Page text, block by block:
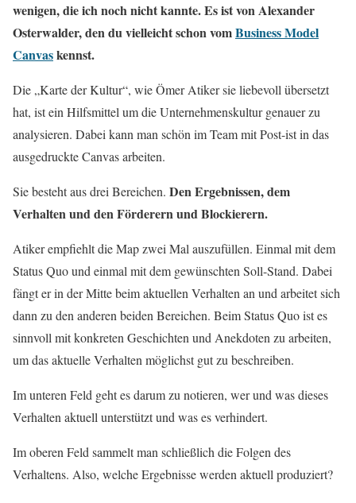
wenigen, die ich noch nicht kannte. Es ist von Alexander
Osterwalder, den du vielleicht schon vomBusiness Model
Canvaskennst.
Die „Karte der Kultur“, wie Ömer Atiker sie liebevoll übersetzt
hat, ist ein Hilfsmittel um die Unternehmenskultur genauer zu
analysieren. Dabei kann man schön im Team mit Post-ist in das
ausgedruckte Canvas arbeiten.
Sie besteht aus drei Bereichen. Den Ergebnissen, dem
Verhalten und den Förderern und Blockierern.
Atiker empfiehlt die Map zwei Mal auszufüllen. Einmal mit dem
Status Quo und einmal mit dem gewünschten Soll-Stand. Dabei
fängt er in der Mitte beim aktuellen Verhalten an und arbeitet sich
dann zu den anderen beiden Bereichen. Beim Status Quo ist es
sinnvoll mit konkreten Geschichten und Anekdoten zu arbeiten,
um das aktuelle Verhalten möglichst gut zu beschreiben.
Im unteren Feld geht es darum zu notieren, wer und was dieses
Verhalten aktuell unterstützt und was es verhindert.
Im oberen Feld sammelt man schließlich die Folgen des
Verhaltens. Also, welche Ergebnisse werden aktuell produziert?